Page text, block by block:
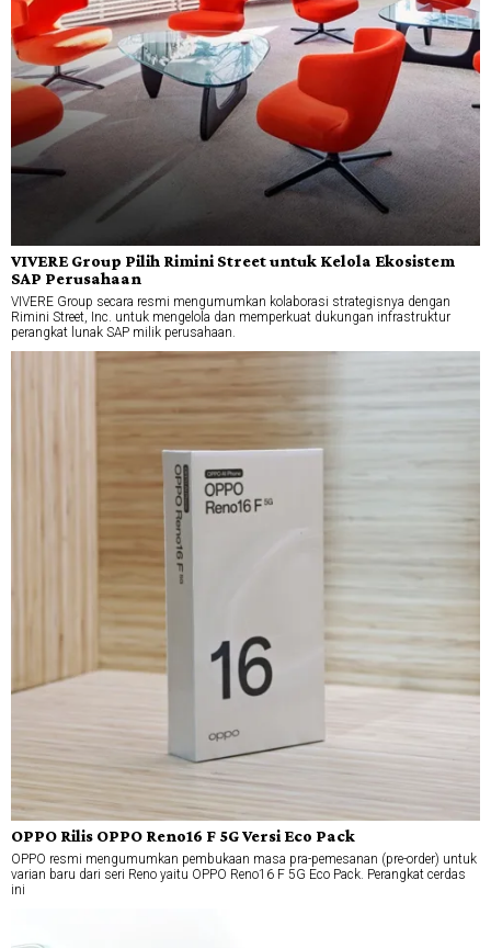
VIVERE Group Pilih Rimini Street untuk Kelola Ekosistem
SAP Perusahaan
VIVERE Group secara resmi mengumumkan kolaborasi strategisnya dengan
Rimini Street, Inc. untuk mengelola dan memperkuat dukungan infrastruktur
perangkat lunak SAP milik perusahaan.
OPPO Rilis OPPO Reno16 F 5G Versi Eco Pack
OPPO resmi mengumumkan pembukaan masa pra-pemesanan (pre-order) untuk
varian baru dari seri Reno yaitu OPPO Reno16 F 5G Eco Pack. Perangkat cerdas
ini